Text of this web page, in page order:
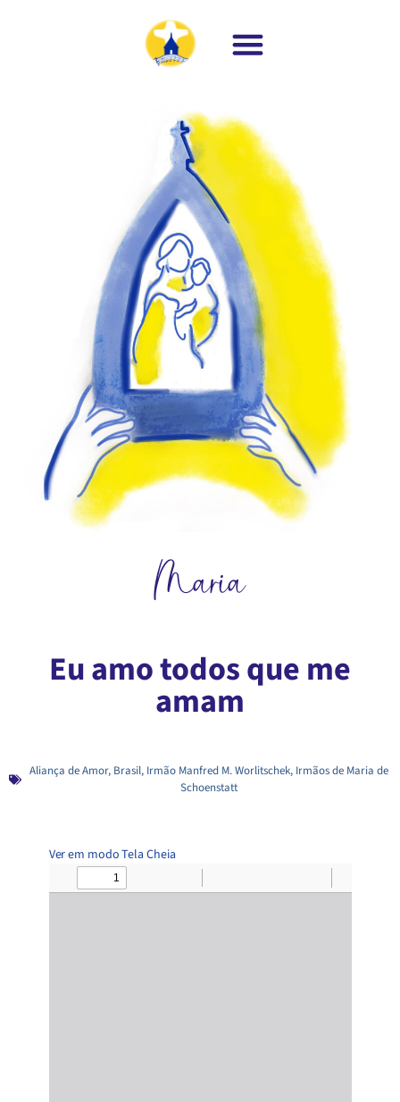
Maria
Eu amo todos que me
amam
Aliança de Amor, Brasil, Irmão Manfred M. Worlitschek, Irmãos de Maria de
Schoenstatt
Ver em modo Tela Cheia